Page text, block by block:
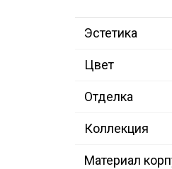
Эстетика
Цвет
Отделка
Коллекция
Материал